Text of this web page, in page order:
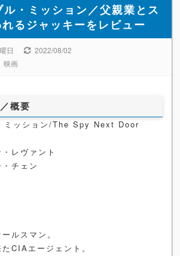
・ミッション／父親業とス
るジャッキーをレビュー
日
2022/08/02
映画
概要
ミッション/The Spy Next Door
レヴァント
チェン
ルスマン。
CIAエージェント。